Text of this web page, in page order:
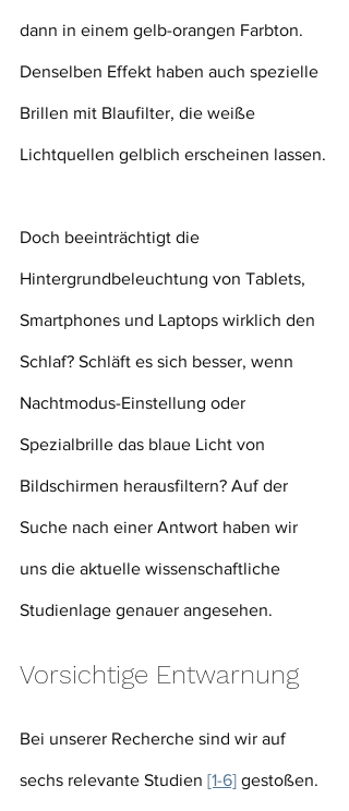
dann in einem gelb-orangen Farbton.
Denselben Effekt haben auch spezielle
Brillen mit Blaufilter, die weiße
Lichtquellen gelblich erscheinen lassen.
Doch beeinträchtigt die
Hintergrundbeleuchtung von Tablets,
Smartphones und Laptops wirklich den
Schlaf? Schläft es sich besser, wenn
Nachtmodus-Einstellung oder
Spezialbrille das blaue Licht von
Bildschirmen herausfiltern? Auf der
Suche nach einer Antwort haben wir
uns die aktuelle wissenschaftliche
Studienlage genauer angesehen.
Vorsichtige Entwarnung
Bei unserer Recherche sind wir auf
sechs relevante Studien [1-6] gestoßen.